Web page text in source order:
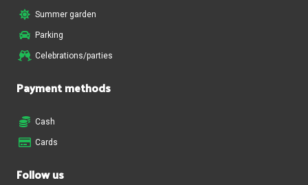
Payment methods
Cash
Cards
Follow us
Summer garden
Parking
Celebrations/parties